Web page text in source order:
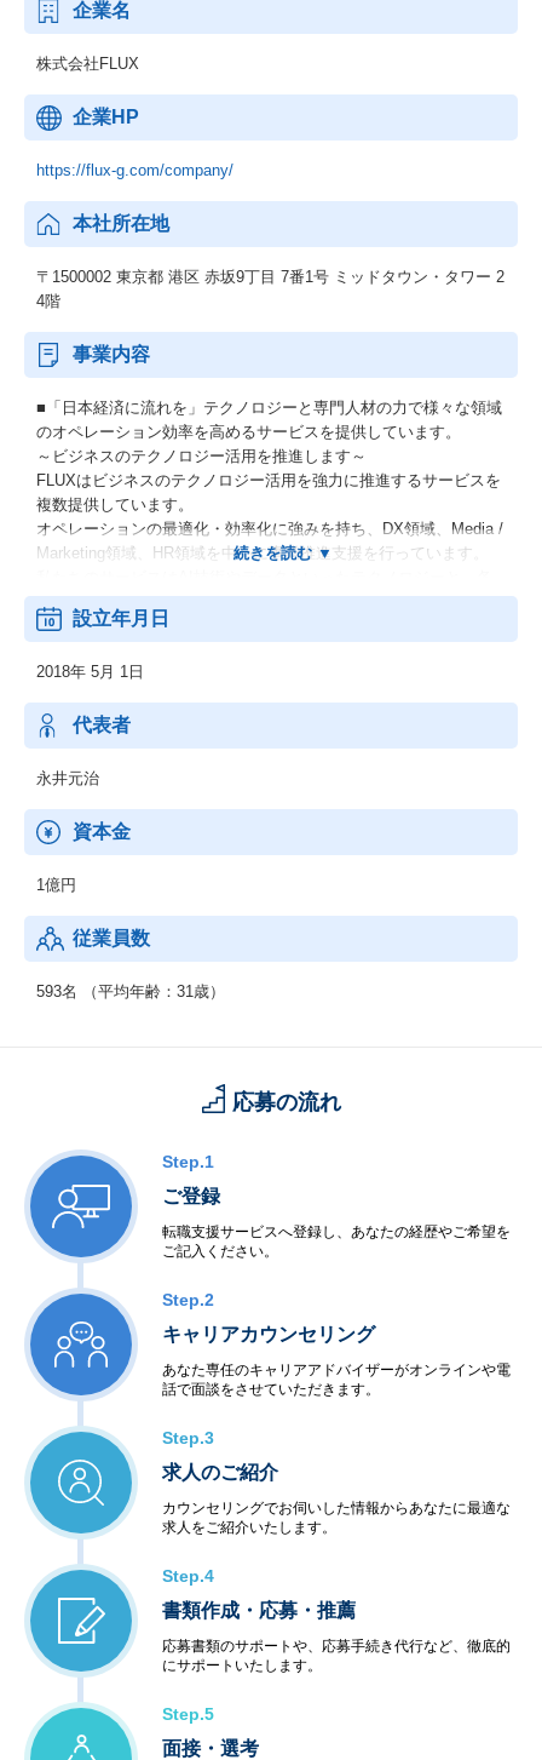
企業名
株式会社FLUX
企業HP
https://flux-g.com/company/
本社所在地
〒1500002 東京都 港区 赤坂9丁目 7番1号 ミッドタウン・タワー 2
4階
事業内容
■「日本経済に流れを」テクノロジーと専門人材の力で様々な領域
のオペレーション効率を高めるサービスを提供しています。
～ビジネスのテクノロジー活用を推進します～
FLUXはビジネスのテクノロジー活用を強力に推進するサービスを
複数提供しています。
オペレーションの最適化・効率化に強みを持ち、DX領域、Media /
Marketing領域、HR領域を中心に事業推進支援を行っています。
領域での専門知識を持つプロフェッショナルチームによって支え
られています。
最適化・効率化することによって成果を最大化することが可能に
なります。
これらのサービスは各業界で日本をリードする企業様を中心に導
入されています。
◆Media/Markething領域：FLUX AutoStream
◆HR領域：FLUX Agent
設立年月日
2018年 5月 1日
代表者
永井元治
資本金
1億円
従業員数
593名 （平均年齢：31歳）
応募の流れ
Step.1
ご登録
転職支援サービスへ登録し、あなたの経歴やご希望を
ご記入ください。
Step.2
キャリアカウンセリング
あなた専任のキャリアアドバイザーがオンラインや電
話で面談をさせていただきます。
Step.3
求人のご紹介
カウンセリングでお伺いした情報からあなたに最適な
求人をご紹介いたします。
Step.4
書類作成・応募・推薦
応募書類のサポートや、応募手続き代行など、徹底的
にサポートいたします。
Step.5
面接・選考